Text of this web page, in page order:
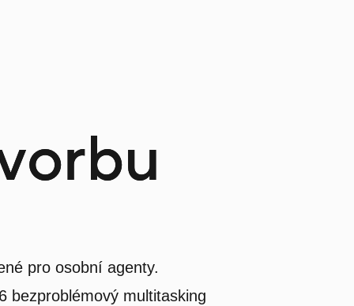
pro osobní agenty.
bezproblémový multitasking